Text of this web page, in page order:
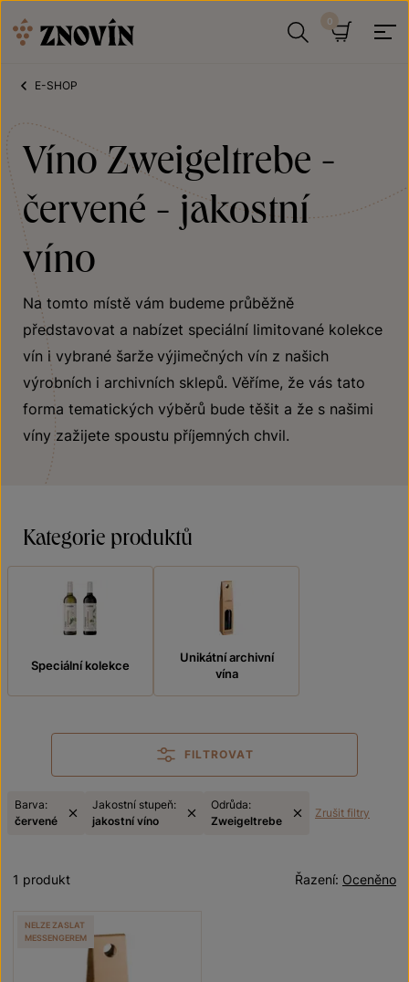
E-SHOP
Víno Zweigeltrebe -
červené - jakostní
víno
Na tomto místě vám budeme průběžně
představovat a nabízet speciální limitované kolekce
vín i vybrané šarže výjimečných vín z našich
výrobních i archivních sklepů. Věříme, že vás tato
forma tematických výběrů bude těšit a že s našimi
víny zažijete spoustu příjemných chvil.
Kategorie produktů
Speciální kolekce
Unikátní archivní
vína
FILTROVAT
Barva:
červené
Jakostní stupeň:
jakostní víno
Odrůda:
Zweigeltrebe
Zrušit filtry
Oceněno
Řazení:
1 produkt
NELZE ZASLAT
MESSENGEREM